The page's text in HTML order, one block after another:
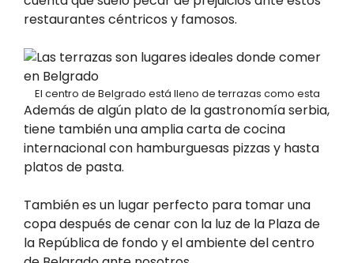
restaurantes céntricos y famosos.
El centro de Belgrado está lleno de terrazas como esta
Además de algún plato de la gastronomía serbia,
tiene también una amplia carta de cocina
internacional con hamburguesas pizzas y hasta
platos de pasta.
También es un lugar perfecto para tomar una
copa después de cenar con la luz de la Plaza de
la República de fondo y el ambiente del centro